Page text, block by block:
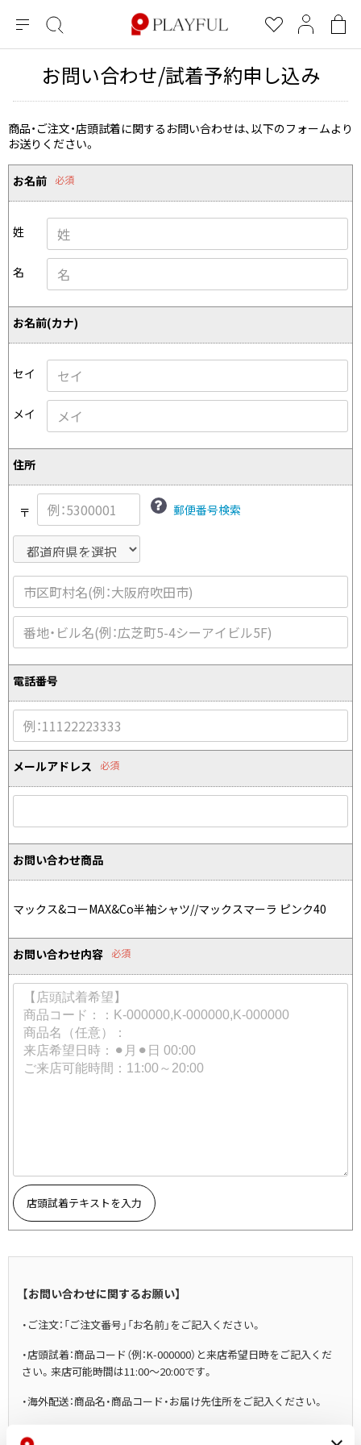
メ
ニ
絞
り
込
み
検
索
お
気
に
入
り
マ
イ
ペ
ー
ジ
シ
ョ
ン
バ
×
すべての新着アイテムを表示
ブランド
コムデギャルソン
ジュンヤワタナベ
ヨウジヤマモト
ワイスリー
リミフゥ
イッセイミヤケ
プリーツプリーズ
ジャンポールゴルチエ
ヴィヴィアンウエストウッド
メゾン マルジェラ
レディース
トップス
ボトムス
アウター
アクセサリー
メンズ
トップス
INDEX ブランドA-Z more brands
BLACK COMME des GARCONS
ブラックコムデギャルソン
コムデギャルソン コムデギャルソン
コムデギャルソンオム
COMME des GARCONS HOMME DEUX
コムデギャルソン オムドゥ
COMME des GARCONS SHIRT
robe de chambre COMME des GARCONS
トリコ コムデギャルソン
JUNYA WATANABE
GANRYU
ガンリュウ
JUNYA WATANABE
ジュンヤワタナベ
Yohji Yamamoto
B Yohji Yamamoto
REGULATION Yohji Yamamoto
レギュレーション ヨウジヤマモト
S'YTE
ヨウジヤマモト
Yohji Yamamoto FEMME
ヨウジヤマモト ファム
Yohji Yamamoto NOIR
ヨウジヤマモト ノアール
Yohji Yamamoto POUR HOMME
ヨウジヤマモト プールオム
Y's for men
ワイズフォーメン
Y-3
Y-3
LIMI feu
LIMI feu
トップス
長袖ブラウス・シャツ
半袖ブラウス・シャツ
カーディガン
パーカー・スウェット
ワンピース
ベスト・ボレロ
Tシャツ・カットソー
ノースリーブ
ボトムス
スカート
ハーフパンツ・キュロット
サルエルパンツ
その他のボトムス
アウター
ジャケット
コート
ブルゾン
スーツ
アクセサリー
バッグ
帽子
ベルト・サスペンダー
パンプス
ミュール・サンダル
ブーツ・シューズ
スニーカー
トップス
長袖シャツ
半袖シャツ
ニット
パーカー・スウェット
カットソー
Tシャツ・ポロシャツ
ノースリーブ
ボトムス
ウールパンツ
サルエルパンツ
ハーフパンツ
その他のボトムス
アウター
スーツ
ジャケット
ブルゾン
コート
アクセサリー
バッグ
帽子
ネクタイ
ベルト・サスペンダー
ブーツ・シューズ
スニーカー・サンダル
その他のアクセサリー
すべてのSALEアイテムを表示
レディース
トップス
ボトムス
アウター
アクセサリー
メンズ
トップス
ボトムス
アウター
アクセサリー
2026.07.29
Sunglass
Dye
2026.07.16
Denim
お問い合わせ/試着予約申し込み
商品・ご注文・店頭試着に関するお問い合わせは、以下のフォームより
お送りください。
お名前 必須
姓
名
お名前(カナ)
セイ
メイ
住所
〒 郵便番号検索
電話番号
メールアドレス 必須
お問い合わせ商品
マックス&コーMAX&Co半袖シャツ//マックスマーラ ピンク40
お問い合わせ内容 必須
店頭試着テキストを入力
【お問い合わせに関するお願い】
・ご注文：「ご注文番号」「お名前」をご記入ください。
・店頭試着：商品コード（例：K-000000）と来店希望日時をご記入くだ
さい。来店可能時間は11:00～20:00です。
・海外配送：商品名・商品コード・お届け先住所をご記入ください。